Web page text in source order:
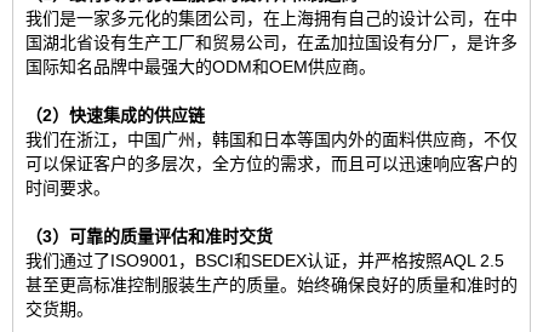
我们是一家多元化的集团公司，在上海拥有自己的设计公司，在中
国湖北省设有生产工厂和贸易公司，在孟加拉国设有分厂，是许多
国际知名品牌中最强大的ODM和OEM供应商。
（2）快速集成的供应链
我们在浙江，中国广州，韩国和日本等国内外的面料供应商，不仅
可以保证客户的多层次，全方位的需求，而且可以迅速响应客户的
时间要求。
（3）可靠的质量评估和准时交货
我们通过了ISO9001，BSCI和SEDEX认证，并严格按照AQL 2.5
甚至更高标准控制服装生产的质量。始终确保良好的质量和准时的
交货期。